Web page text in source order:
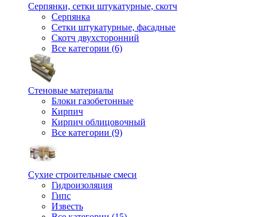
Серпянки, сетки штукатурные, скотч
Серпянка
Сетки штукатурные, фасадные
Скотч двухсторонний
Все категории (6)
Стеновые материалы
Блоки газобетонные
Кирпич
Кирпич облицовочный
Все категории (9)
Сухие строительные смеси
Гидроизоляция
Гипс
Известь